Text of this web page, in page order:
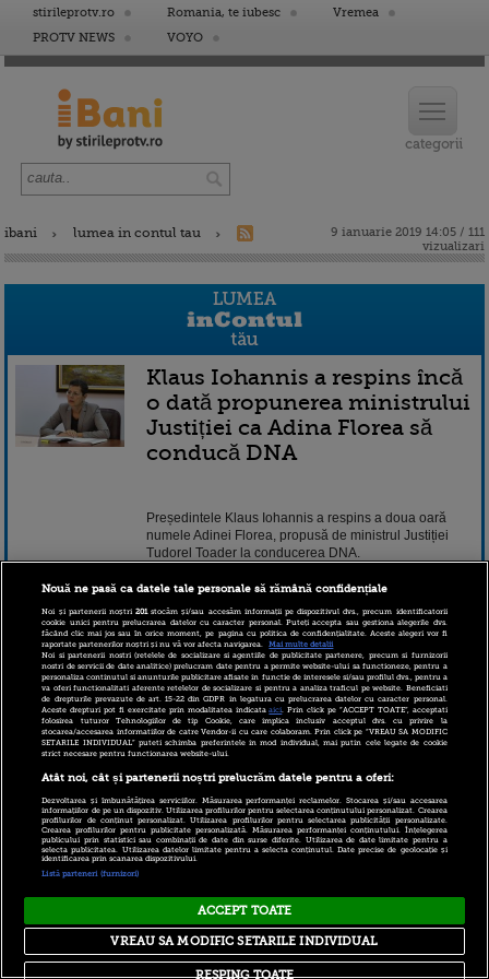
stirileprotv.ro Romania, te iubesc
Vremea
PROTV NEWS
VOYO
ibani lumea in contul tau
9 ianuarie 2019 14:05 / 111
vizualizari
Klaus Iohannis a respins încă
o dată propunerea ministrului
Justiției ca Adina Florea să
conducă DNA
Președintele Klaus Iohannis a respins a doua oară
numele Adinei Florea, propusă de ministrul Justiției
Tudorel Toader la conducerea DNA.
Continuarea pe www.stirileprotv.ro.
9 ianuarie 2019 14:05
Copyright © 2026 PRO TV S.R.L |
Politica Confidentialitate| RSS
Nouă ne pasă ca datele tale personale să rămână confidențiale
Noi și partenerii noștri201stocăm și/sau accesăm informații pe dispozitivul dvs., precum identificatorii
cookie unici pentru prelucrarea datelor cu caracter personal. Puteți accepta sau gestiona alegerile dvs.
făcând clic mai jos sau în orice moment, pe pagina cu politica de confidențialitate. Aceste alegeri vor fi
raportate partenerilor noștri și nu vă vor afecta navigarea.
Mai multe detalii
Noi si partenerii nostri (retelele de socializare si agentiile de publicitate partenere, precum si furnizorii
nostri de servicii de date analitice) prelucram date pentru a permite website-ului sa functioneze, pentru a
personaliza continutul si anunturile publicitare afisate in functie de interesele si/sau profilul dvs., pentru a
va oferi functionalitati aferente retelelor de socializare si pentru a analiza traficul pe website. Beneficiati
de drepturile prevazute de art. 15-22 din GDPR in legatura cu prelucrarea datelor cu caracter personal.
Aceste drepturi pot fi exercitate prin modalitatea indicataaici. Prin click pe “ACCEPT TOATE”, acceptati
folosirea tuturor Tehnologiilor de tip Cookie, care implica inclusiv acceptul dvs. cu privire la
stocarea/accesarea informatiilor de catre Vendor-ii cu care colaboram. Prin click pe “VREAU SA MODIFIC
SETARILE INDIVIDUAL” puteti schimba preferintele in mod individual, mai putin cele legate de cookie
strict necesare pentru functionarea website-ului.
Atât noi, cât și partenerii noștri prelucrăm datele pentru a oferi:
Dezvoltarea și îmbunătățirea serviciilor. Măsurarea performanței reclamelor. Stocarea și/sau accesarea
informațiilor de pe un dispozitiv. Utilizarea profilurilor pentru selectarea conținutului personalizat. Crearea
profilurilor de conținut personalizat. Utilizarea profilurilor pentru selectarea publicității personalizate.
Crearea profilurilor pentru publicitate personalizată. Măsurarea performanței conținutului. Înțelegerea
publicului prin statistici sau combinații de date din surse diferite. Utilizarea de date limitate pentru a
selecta publicitatea. Utilizarea datelor limitate pentru a selecta conținutul. Date precise de geolocație și
identificarea prin scanarea dispozitivului.
Listă parteneri (furnizori)
ACCEPT TOATE
RESPING TOATE
VREAU SA MODIFIC SETARILE INDIVIDUAL